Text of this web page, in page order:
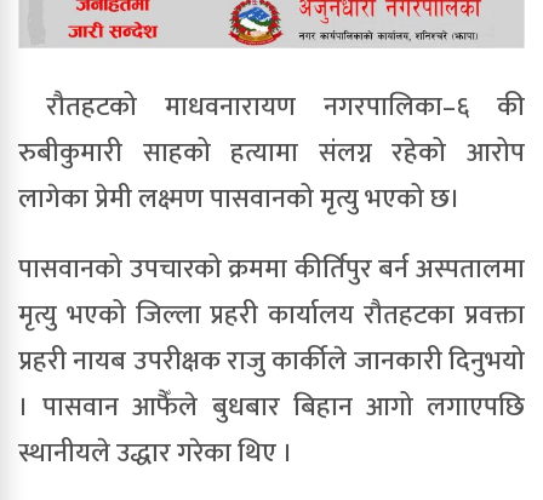
रौतहटको माधवनारायण नगरपालिका–६ की
रुबीकुमारी साहको हत्यामा संलग्न रहेको आरोप
लागेका प्रेमी लक्ष्मण पासवानको मृत्यु भएको छ।
पासवानको उपचारको क्रममा कीर्तिपुर बर्न अस्पतालमा
मृत्यु भएको जिल्ला प्रहरी कार्यालय रौतहटका प्रवक्ता
प्रहरी नायब उपरीक्षक राजु कार्कीले जानकारी दिनुभयो
। पासवान आफैँले बुधबार बिहान आगो लगाएपछि
स्थानीयले उद्धार गरेका थिए ।